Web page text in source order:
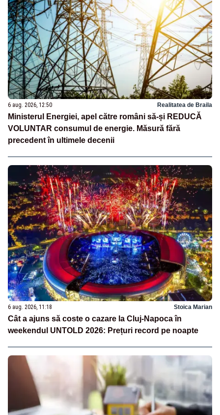
6 aug. 2026, 12:50 Realitatea de Braila
Ministerul Energiei, apel către români să-și REDUCĂ
VOLUNTAR consumul de energie. Măsură fără
precedent în ultimele decenii
6 aug. 2026, 11:18 Stoica Marian
Cât a ajuns să coste o cazare la Cluj-Napoca în
weekendul UNTOLD 2026: Prețuri record pe noapte